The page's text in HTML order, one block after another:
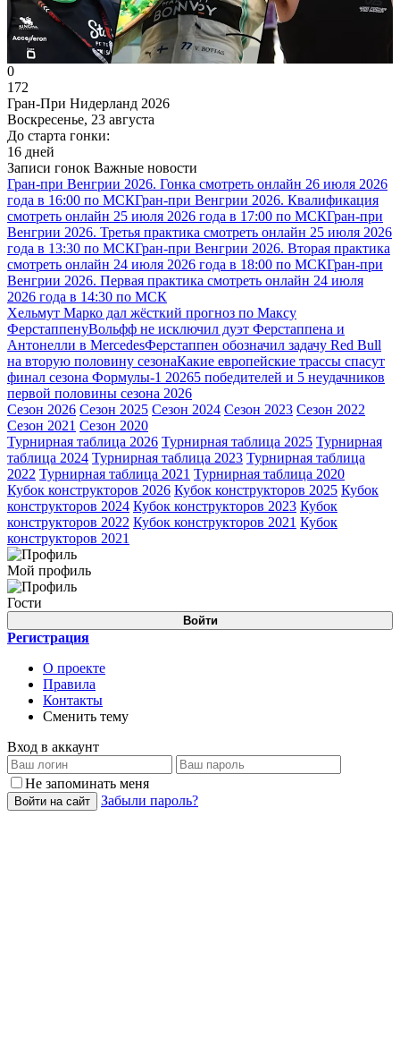
0
172
Гран-При Нидерланд 2026
Воскресенье, 23 августа
До старта гонки:
16 дней
Записи гонок Важные новости
Гран-при Венгрии 2026. Гонка смотреть онлайн 26 июля 2026
года в 16:00 по МСКГран-при Венгрии 2026. Квалификация
смотреть онлайн 25 июля 2026 года в 17:00 по МСКГран-при
Венгрии 2026. Третья практика смотреть онлайн 25 июля 2026
года в 13:30 по МСКГран-при Венгрии 2026. Вторая практика
смотреть онлайн 24 июля 2026 года в 18:00 по МСКГран-при
Венгрии 2026. Первая практика смотреть онлайн 24 июля
2026 года в 14:30 по МСК
Хельмут Марко дал жёсткий прогноз по Максу
ФерстаппенуВольфф не исключил дуэт Ферстаппена и
Антонелли в MercedesФерстаппен обозначил задачу Red Bull
на вторую половину сезонаКакие европейские трассы спасут
финал сезона Формулы-1 20265 победителей и 5 неудачников
первой половины сезона 2026
Сезон 2026 Сезон 2025 Сезон 2024 Сезон 2023 Сезон 2022
Сезон 2021 Сезон 2020
Турнирная таблица 2026 Турнирная таблица 2025 Турнирная
таблица 2024 Турнирная таблица 2023 Турнирная таблица
2022 Турнирная таблица 2021 Турнирная таблица 2020
Кубок конструкторов 2026 Кубок конструкторов 2025 Кубок
конструкторов 2024 Кубок конструкторов 2023 Кубок
конструкторов 2022 Кубок конструкторов 2021 Кубок
конструкторов 2021
Мой профиль
Гости
Войти
Регистрация
О проекте
Правила
Контакты
Сменить тему
Вход в аккаунт
Не запоминать меня
Войти на сайт Забыли пароль?